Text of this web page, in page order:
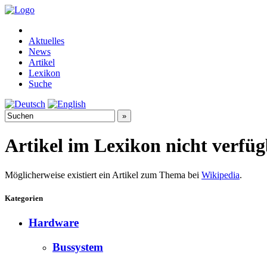
Aktuelles
News
Artikel
Lexikon
Suche
Artikel im Lexikon nicht
Möglicherweise existiert ein Artikel zum Thema bei Wikipedia.
Kategorien
Hardware
Bussystem